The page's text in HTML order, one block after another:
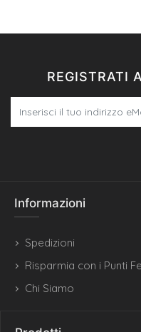
REGISTRATI
Informazioni
Spedizioni
Risparmia con i Punti
Chi Siamo